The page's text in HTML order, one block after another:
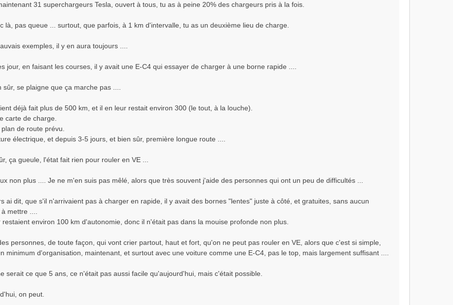
31 superchargeurs Tesla, ouvert à tous, tu as à peine 20% des chargeurs pris à la fois.
là, pas queue ... surtout, que parfois, à 1 km d'intervalle, tu as un deuxième lieu de charge.
exemples, il y en aura toujours ....
jour, en faisant les courses, il y avait une E-C4 qui essayer de charger à une borne rapide ....
sûr, se plaigne que ça marche pas ....
déjà fait plus de 500 km, et il en leur restait environ 300 (le tout, à la louche).
carte de charge.
de route prévu.
électrique, et depuis 3-5 jours, et bien sûr, première longue route ....
ça gueule, l'état fait rien pour rouler en VE ...
non plus .... Je ne m'en suis pas mêlé, alors que très souvent j'aide des personnes qui ont un peu de difficultés ...
ai dit, que s'il n'arrivaient pas à charger en rapide, il y avait des bornes "lentes" juste à côté, et gratuites, sans aucun
mettre ....
restaient environ 100 km d'autonomie, donc il n'était pas dans la mouise profonde non plus.
personnes, de toute façon, qui vont crier partout, haut et fort, qu'on ne peut pas rouler en VE, alors que c'est si simple,
minimum d'organisation, maintenant, et surtout avec une voiture comme une E-C4, pas le top, mais largement suffisant ....
serait ce que 5 ans, ce n'était pas aussi facile qu'aujourd'hui, mais c'était possible.
on peut.